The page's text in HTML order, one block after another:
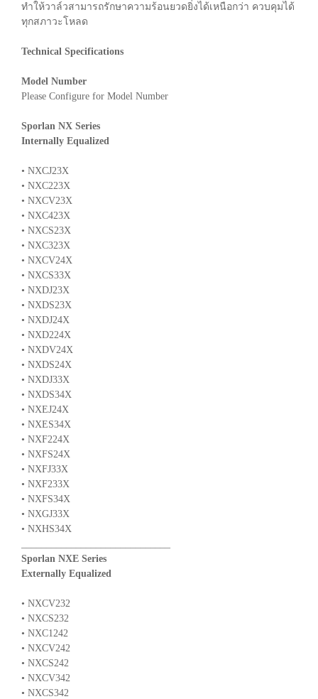
ทำให้วาล์วสามารถรักษาความร้อนยวดยิ่งได้เหนือกว่า ควบคุมได้
ทุกสภาวะโหลด
Technical Specifications
Model Number
Please Configure for Model Number
Sporlan NX Series
Internally Equalized
• NXCJ23X
• NXC223X
• NXCV23X
• NXC423X
• NXCS23X
• NXC323X
• NXCV24X
• NXCS33X
• NXDJ23X
• NXDS23X
• NXDJ24X
• NXD224X
• NXDV24X
• NXDS24X
• NXDJ33X
• NXDS34X
• NXEJ24X
• NXES34X
• NXF224X
• NXFS24X
• NXFJ33X
• NXF233X
• NXFS34X
• NXGJ33X
• NXHS34X
Sporlan NXE Series
Externally Equalized
• NXCV232
• NXCS232
• NXC1242
• NXCV242
• NXCS242
• NXCV342
• NXCS342